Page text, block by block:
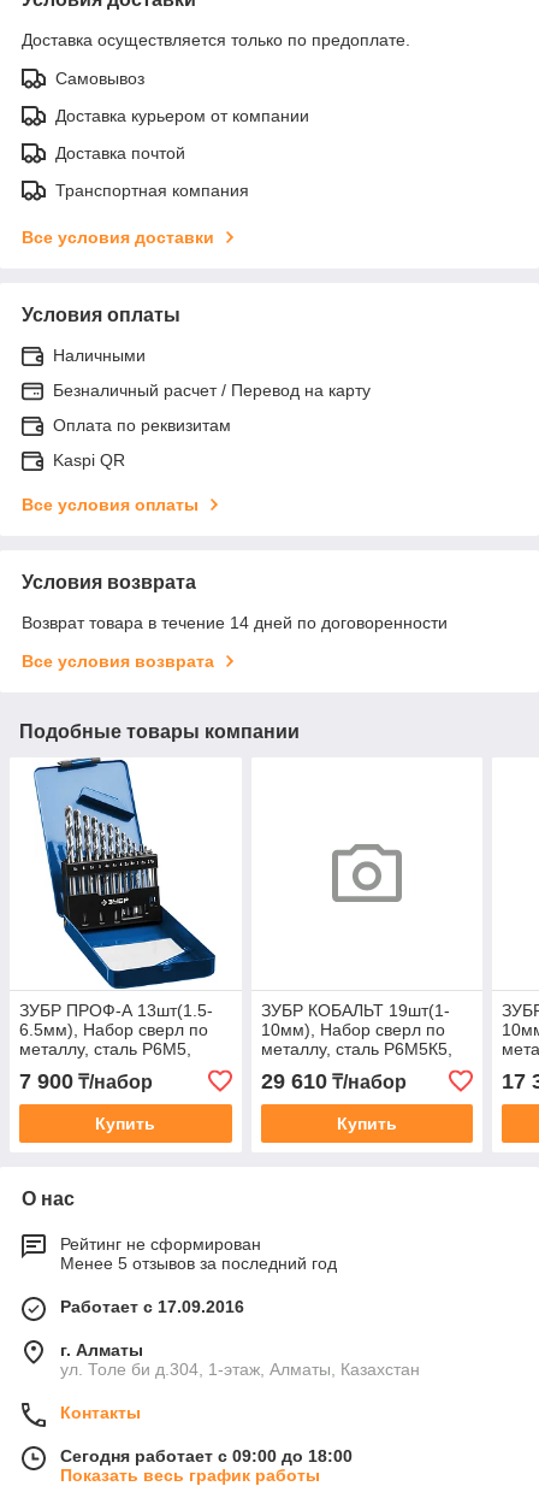
Доставка осуществляется только по предоплате.
Самовывоз
Доставка курьером от компании
Доставка почтой
Транспортная компания
Все условия доставки
Условия оплаты
Наличными
Безналичный расчет / Перевод на карту
Оплата по реквизитам
Kaspi QR
Все условия оплаты
Условия возврата
Возврат товара в течение 14 дней по договоренности
Все условия возврата
Подобные товары компании
ЗУБР ПРОФ-А 13шт(1.5-
6.5мм), Набор сверл по
металлу, сталь Р6М5,
7 900 ₸/набор
Купить
ЗУБР КОБАЛЬТ 19шт(1-
10мм), Набор сверл по
металлу, сталь Р6М5К5,
29 610₸/набор
Купить
17
О нас
Рейтинг не сформирован
Менее 5 отзывов за последний год
Работает с 17.09.2016
г. Алматы
ул. Толе би д.304, 1-этаж, Алматы, Казахстан
Контакты
Сегодня работает с 09:00 до 18:00
Показать весь график работы